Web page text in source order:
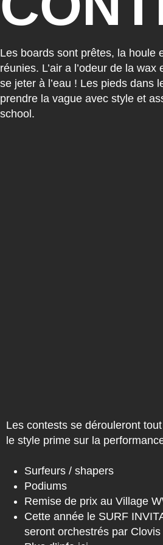
Les boards sont prêtes, la houle
réunies. L’air a l’odeur de la
se jeter à l’eau ! Les pieds dans
prendre la vague avec style et
school.
Les contests se dérouleront
le style prime sur la
Surfeurs / shapers
Podiums
Remise de prix au Village
Cette année le SURF
seront orchestrés par